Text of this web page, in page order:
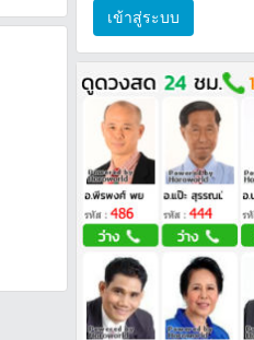
เข้าสู่ระบบ